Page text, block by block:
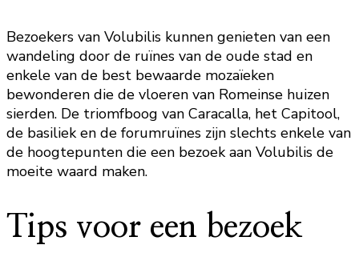
Bezoekers van Volubilis kunnen genieten van een
wandeling door de ruïnes van de oude stad en
enkele van de best bewaarde mozaïeken
bewonderen die de vloeren van Romeinse huizen
sierden. De triomfboog van Caracalla, het Capitool,
de basiliek en de forumruïnes zijn slechts enkele van
de hoogtepunten die een bezoek aan Volubilis de
moeite waard maken.
Tips voor een bezoek